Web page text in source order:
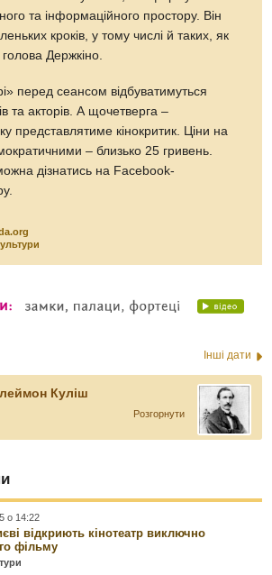
та інформаційного простору. Він
кроків, у тому числі й таких, як
Держкіно.
перед сеансом відбуватимуться
та акторів. А щочетверга –
представлятиме кінокритик. Ціни на
– близько 25 гривень.
дізнатись на Facebook-
Інші дати
Куліш
Розгорнути
о 14:22
відкриють кінотеатр виключно
фільму